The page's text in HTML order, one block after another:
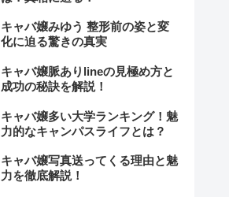
キャバ嬢みゆう 整形前の姿と変
化に迫る驚きの真実
キャバ嬢脈ありlineの見極め方と
成功の秘訣を解説！
キャバ嬢多い大学ランキング！魅
力的なキャンパスライフとは？
キャバ嬢写真送ってくる理由と魅
力を徹底解説！